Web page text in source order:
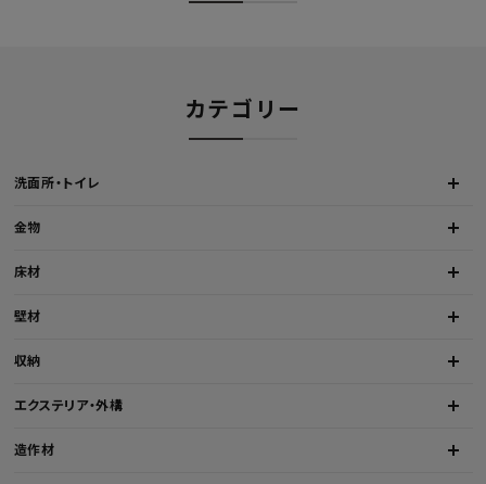
カテゴリー
洗面所・トイレ
金物
床材
壁材
収納
エクステリア・外構
造作材